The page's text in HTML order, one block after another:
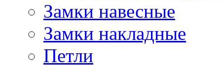
Замки навесные
Замки накладные
Петли